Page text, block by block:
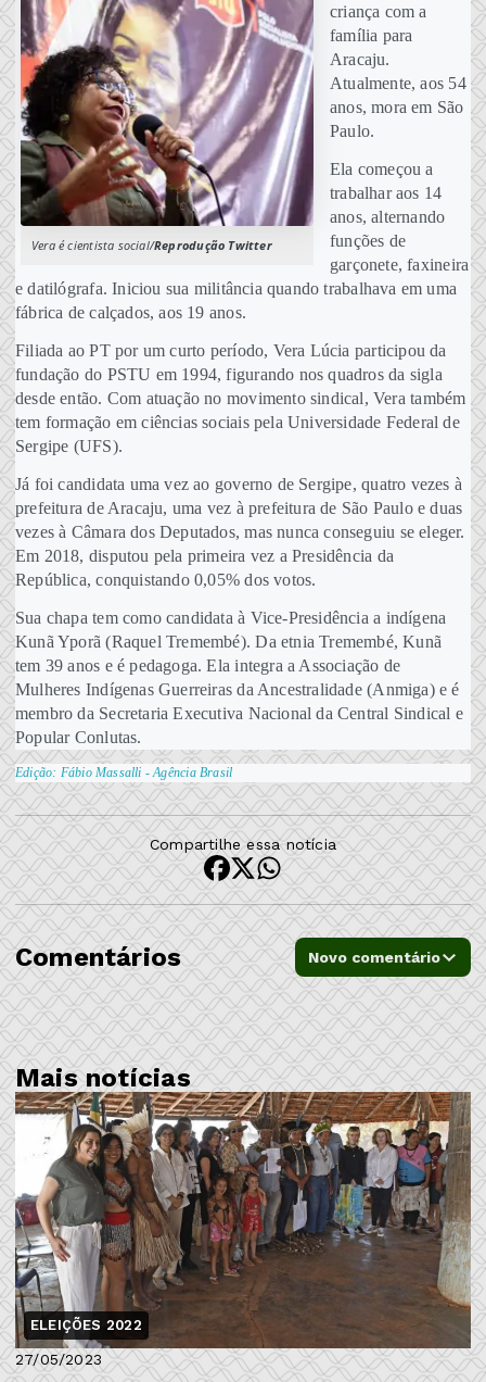
Vera é cientista social/Reprodução Twitter
criança com a
família para
Aracaju.
Atualmente, aos 54
anos, mora em São
Paulo.
Ela começou a
trabalhar aos 14
anos, alternando
funções de
garçonete, faxineira
e datilógrafa. Iniciou sua militância quando trabalhava em uma
fábrica de calçados, aos 19 anos.
Filiada ao PT por um curto período, Vera Lúcia participou da
fundação do PSTU em 1994, figurando nos quadros da sigla
desde então. Com atuação no movimento sindical, Vera também
tem formação em ciências sociais pela Universidade Federal de
Sergipe (UFS).
Já foi candidata uma vez ao governo de Sergipe, quatro vezes à
prefeitura de Aracaju, uma vez à prefeitura de São Paulo e duas
vezes à Câmara dos Deputados, mas nunca conseguiu se eleger.
Em 2018, disputou pela primeira vez a Presidência da
República, conquistando 0,05% dos votos.
Sua chapa tem como candidata à Vice-Presidência a indígena
Kunã Yporã (Raquel Tremembé). Da etnia Tremembé, Kunã
tem 39 anos e é pedagoga. Ela integra a Associação de
Mulheres Indígenas Guerreiras da Ancestralidade (Anmiga) e é
membro da Secretaria Executiva Nacional da Central Sindical e
Popular Conlutas.
Edição: Fábio Massalli - Agência Brasil
Compartilhe essa notícia
Comentários Novo comentário
Mais notícias
ELEIÇÕES 2022
27/05/2023